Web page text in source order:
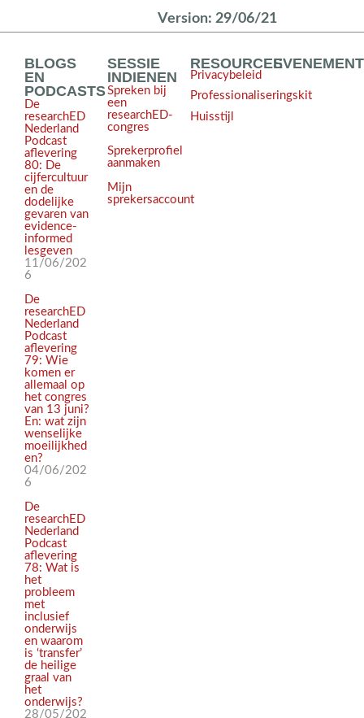
Version: 29/06/21
BLOGS
EN
PODCASTS
De
researchED
Nederland
Podcast
aflevering
80: De
cijfercultuur
en de
dodelijke
gevaren van
evidence-
informed
lesgeven
11/06/202
6
De
researchED
Nederland
Podcast
aflevering
79: Wie
komen er
allemaal op
het congres
van 13 juni?
En: wat zijn
wenselijke
moeilijkhed
en?
04/06/202
6
De
researchED
Nederland
Podcast
aflevering
78: Wat is
het
probleem
met
inclusief
onderwijs
en waarom
is ‘transfer’
de heilige
graal van
het
onderwijs?
28/05/202
SESSIE
INDIENEN
Spreken bij
een
researchED-
congres
Sprekerprofiel
aanmaken
Mijn
sprekersaccount
RESOURCES
Privacybeleid
Professionaliseringskit
Huisstijl